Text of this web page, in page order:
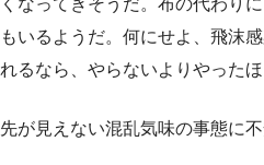
もいるようだ。何にせよ、飛沫
れるなら、やらないよりやったほ
先が見えない混乱気味の事態に不